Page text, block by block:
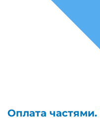
Оплата частями.